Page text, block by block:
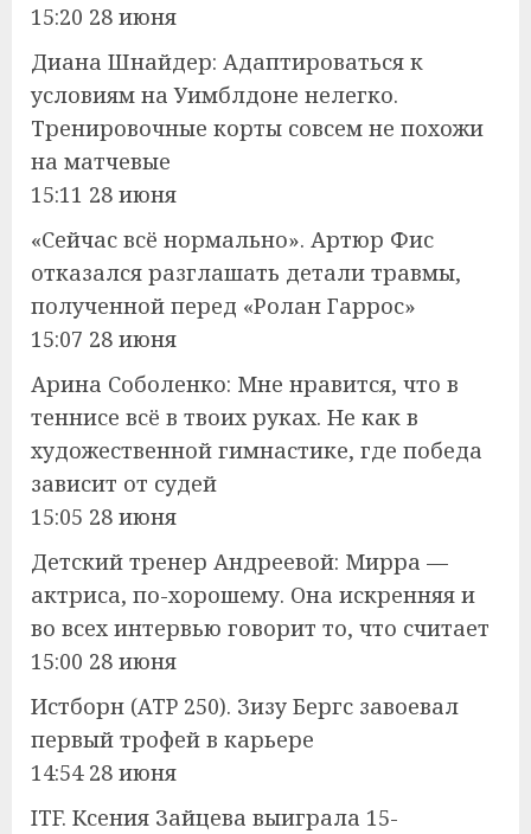
15:20 28 июня
Диана Шнайдер: Адаптироваться к
условиям на Уимблдоне нелегко.
Тренировочные корты совсем не похожи
на матчевые
15:11 28 июня
«Сейчас всё нормально». Артюр Фис
отказался разглашать детали травмы,
полученной перед «Ролан Гаррос»
15:07 28 июня
Арина Соболенко: Мне нравится, что в
теннисе всё в твоих руках. Не как в
художественной гимнастике, где победа
зависит от судей
15:05 28 июня
Детский тренер Андреевой: Мирра —
актриса, по-хорошему. Она искренняя и
во всех интервью говорит то, что считает
15:00 28 июня
Истборн (ATP 250). Зизу Бергс завоевал
первый трофей в карьере
14:54 28 июня
ITF. Ксения Зайцева выиграла 15-